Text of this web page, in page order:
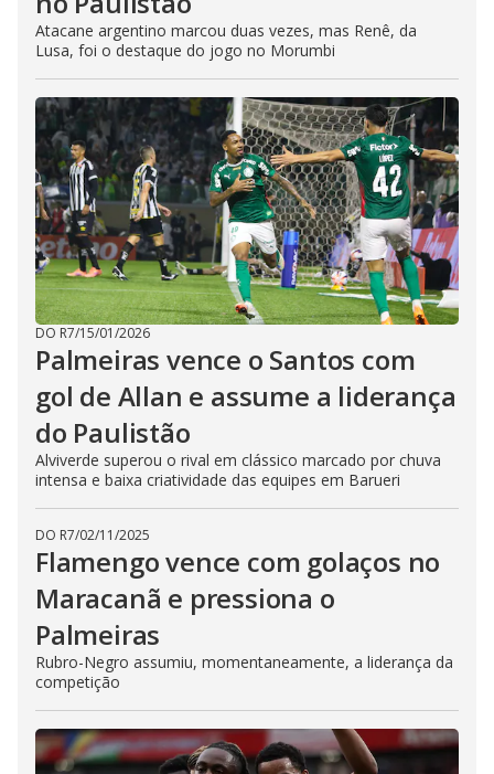
Atacane argentino marcou duas vezes, mas Renê, da
Lusa, foi o destaque do jogo no Morumbi
DO R7/15/01/2026
Palmeiras vence o Santos com
gol de Allan e assume a liderança
do Paulistão
Alviverde superou o rival em clássico marcado por chuva
intensa e baixa criatividade das equipes em Barueri
DO R7/02/11/2025
Flamengo vence com golaços no
Maracanã e pressiona o
Palmeiras
Rubro-Negro assumiu, momentaneamente, a liderança da
competição